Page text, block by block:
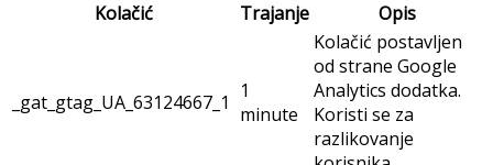
Kolačić
Trajanje Opis
_gat_gtag_UA_63124667_1
1
minute
Kolačić postavljen
od strane Google
Analytics dodatka.
Koristi se za
razlikovanje